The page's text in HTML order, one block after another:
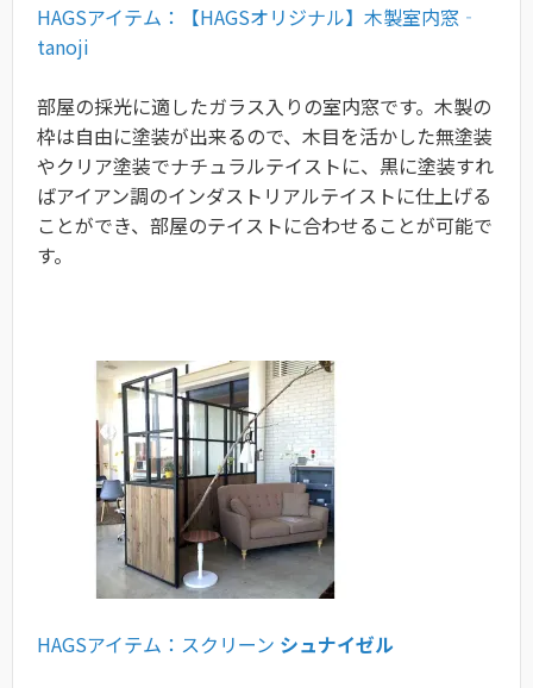
HAGSアイテム：【HAGSオリジナル】木製室内窓‐
tanoji
部屋の採光に適したガラス入りの室内窓です。木製の
枠は自由に塗装が出来るので、木目を活かした無塗装
やクリア塗装でナチュラルテイストに、黒に塗装すれ
ばアイアン調のインダストリアルテイストに仕上げる
ことができ、部屋のテイストに合わせることが可能で
す。
HAGSアイテム：スクリーン シュナイゼル